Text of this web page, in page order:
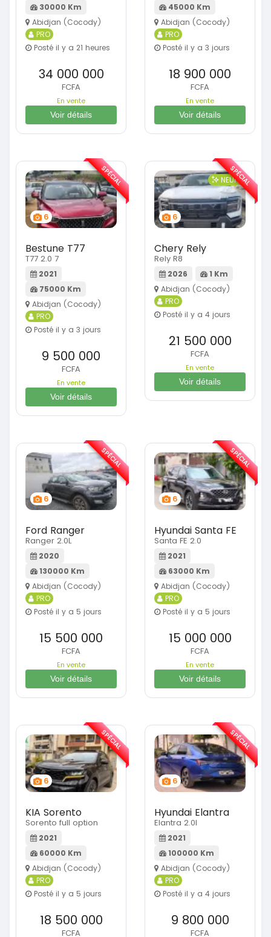
30000 Km
Abidjan (Cocody)
PRO
Posté il y a 21 heures
34 000 000
FCFA
En vente
Voir détails
45000 Km
Abidjan (Cocody)
PRO
Posté il y a 3 jours
18 900 000
FCFA
En vente
Voir détails
6
Bestune T77
T77 2.0 7
2021
75000 Km
Abidjan (Cocody)
PRO
Posté il y a 3 jours
9 500 000
FCFA
En vente
Voir détails
SPÉCIAL
6
NEUF
Chery Rely
Rely R8
2026
1 Km
Abidjan (Cocody)
PRO
Posté il y a 4 jours
21 500 000
FCFA
En vente
Voir détails
SPÉCIAL
6
Ford Ranger
Ranger 2.0L
2020
130000 Km
Abidjan (Cocody)
PRO
Posté il y a 5 jours
15 500 000
FCFA
En vente
Voir détails
SPÉCIAL
6
Hyundai Santa FE
Santa FE 2.0
2021
63000 Km
Abidjan (Cocody)
PRO
Posté il y a 5 jours
15 000 000
FCFA
En vente
Voir détails
SPÉCIAL
6
KIA Sorento
Sorento full option
2021
60000 Km
Abidjan (Cocody)
PRO
Posté il y a 5 jours
18 500 000
FCFA
SPÉCIAL
6
Hyundai Elantra
Elantra 2.0l
2021
100000 Km
Abidjan (Cocody)
PRO
Posté il y a 4 jours
9 800 000
FCFA
SPÉCIAL